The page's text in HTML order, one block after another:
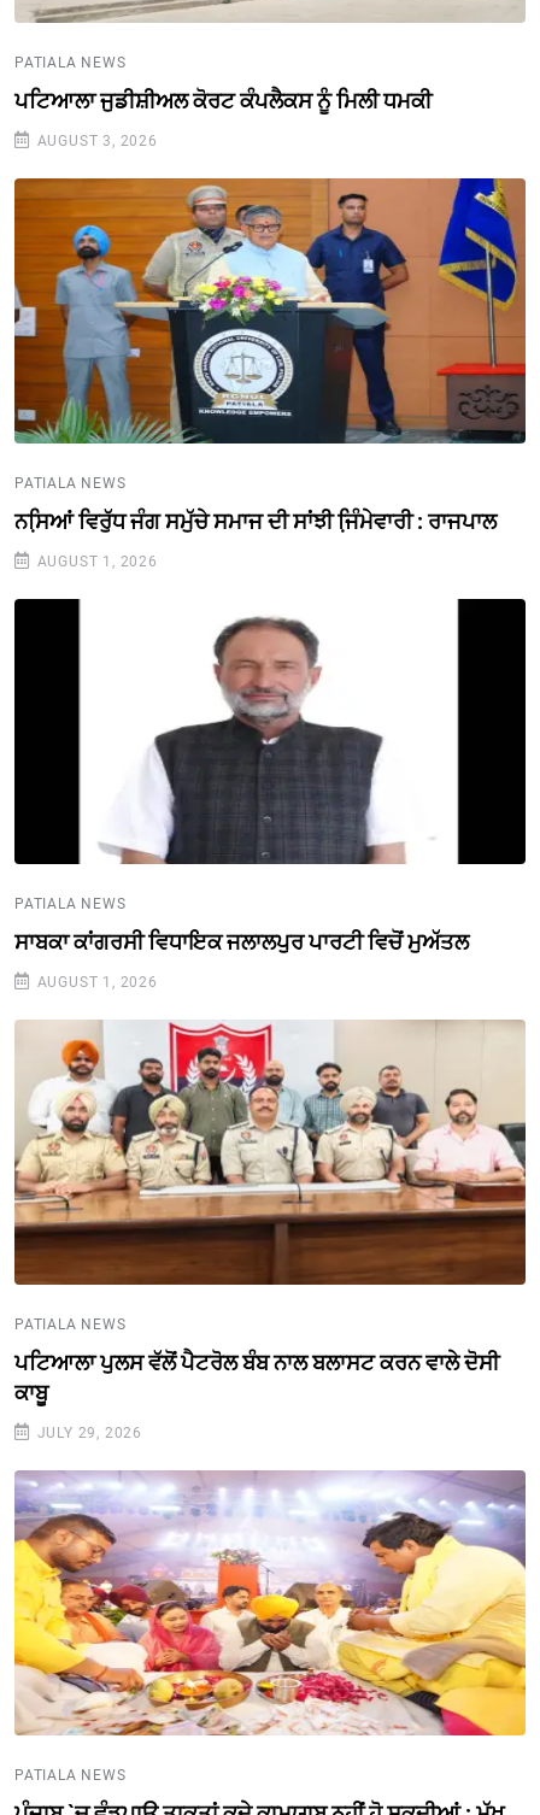
PATIALA NEWS
ਪਟਿਆਲਾ ਜੁਡੀਸ਼ੀਅਲ ਕੋਰਟ ਕੰਪਲੈਕਸ ਨੂੰ ਮਿਲੀ ਧਮਕੀ
AUGUST 3, 2026
PATIALA NEWS
ਨਸਿ਼ਆਂ ਵਿਰੁੱਧ ਜੰਗ ਸਮੁੱਚੇ ਸਮਾਜ ਦੀ ਸਾਂਝੀ ਜਿ਼ੰਮੇਵਾਰੀ : ਰਾਜਪਾਲ
AUGUST 1, 2026
PATIALA NEWS
ਸਾਬਕਾ ਕਾਂਗਰਸੀ ਵਿਧਾਇਕ ਜਲਾਲਪੁਰ ਪਾਰਟੀ ਵਿਚੋਂ ਮੁਅੱਤਲ
AUGUST 1, 2026
PATIALA NEWS
ਪਟਿਆਲਾ ਪੁਲਸ ਵੱਲੋਂ ਪੈਟਰੋਲ ਬੰਬ ਨਾਲ ਬਲਾਸਟ ਕਰਨ ਵਾਲੇ ਦੋਸੀ
ਕਾਬੂ
JULY 29, 2026
PATIALA NEWS